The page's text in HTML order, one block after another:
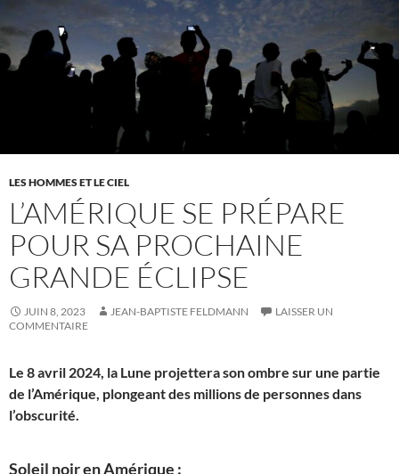
LES HOMMES ET LE CIEL
L’AMÉRIQUE SE PRÉPARE
POUR SA PROCHAINE
GRANDE ÉCLIPSE
JUIN 8, 2023 JEAN-BAPTISTE FELDMANN
LAISSER UN
COMMENTAIRE
Le 8 avril 2024, la Lune projettera son ombre sur une partie
de l’Amérique, plongeant des millions de personnes dans
l’obscurité.
Soleil noir en Amérique :